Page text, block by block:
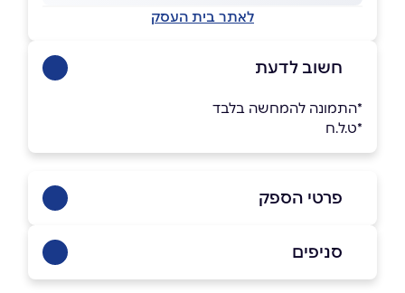
לאתר בית העסק
חשוב לדעת
*התמונה להמחשה בלבד
*ט.ל.ח
פרטי הספק
באתר
סניפים